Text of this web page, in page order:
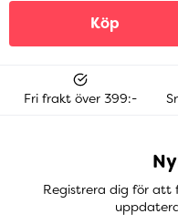
Köp
Fri frakt över 399:-
Registrera dig för att